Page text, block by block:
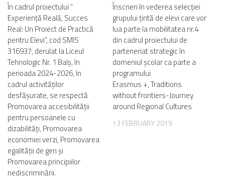
În cadrul proiectului ”
Experiență Reală, Succes
Real: Un Proiect de Practică
pentru Elevi”, cod SMIS
316937, derulat la Liceul
Tehnologic Nr. 1 Balș, în
perioada 2024-2026, în
cadrul activităților
desfășurate, se respectă
Promovarea accesibilității
pentru persoanele cu
dizabilități, Promovarea
economiei verzi, Promovarea
egalității de gen și
Promovarea principiilor
nediscriminării.
Înscrieri în vederea selecției
grupului țintă de elevi care vor
lua parte la mobilitatea nr.4
din cadrul proiectului de
parteneriat strategic în
domeniul școlar ca parte a
programului
Erasmus +, Traditions
without frontiers-Journey
around Regional Cultures
13 FEBRUARY 2019